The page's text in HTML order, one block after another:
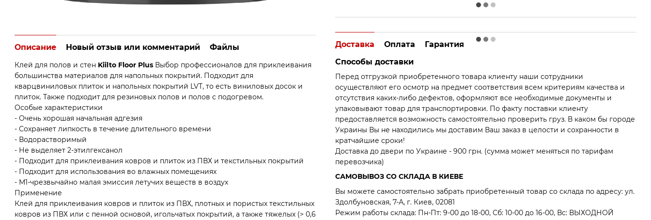
Описание Новый отзыв или комментарий Файлы
Клей для полов и стен Kiilto Floor Plus Выбор профессионалов для приклеивания
большинства материалов для напольных покрытий. Подходит для
кварцвиниловых плиток и напольных покрытий LVT, то есть виниловых досок и
плиток. Также подходит для резиновых полов и полов с подогревом.
Особые характеристики
- Очень хорошая начальная адгезия
- Сохраняет липкость в течение длительного времени
- Водорастворимый
- Не выделяет 2-этилгексанол
- Подходит для приклеивания ковров и плиток из ПВХ и текстильных покрытий
- Подходит для использования во влажных помещениях
- М1-чрезвычайно малая эмиссия летучих веществ в воздух
Применение
Клей для приклеивания ковров и плиток из ПВХ, плотных и пористых текстильных
ковров из ПВХ или с пенной основой, игольчатых покрытий, а также тяжелых (> 0,6
Доставка Оплата
Гарантия
Способы доставки
Перед отгрузкой приобретенного товара клиенту наши сотрудники
осуществляют его осмотр на предмет соответствия всем критериям качества и
отсутствия каких-либо дефектов, оформляют все необходимые документы и
упаковывают товар для транспортировки. По факту поставки клиенту
предоставляется возможность самостоятельно проверить груз. В каком бы городе
Украины Вы не находились мы доставим Ваш заказ в целости и сохранности в
кратчайшие сроки!
Доставка до двери по Украине - 900 грн. (сумма может меняться по тарифам
перевозчика)
САМОВЫВОЗ СО СКЛАДА В КИЕВЕ
Вы можете самостоятельно забрать приобретенный товар со склада по адресу: ул.
Здолбуновская, 7-А, г. Киев, 02081
Режим работы склада: Пн-Пт: 9-00 до 18-00, Сб: 10-00 до 16-00, Вс: ВЫХОДНОЙ